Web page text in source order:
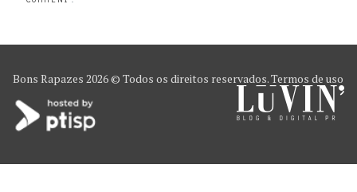
Bons Rapazes 2026 © Todos os direitos reservados.Termos de uso